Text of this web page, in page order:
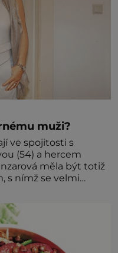
muži?
ve spojitosti s
(54) a hercem
měla být totiž
s nímž se velmi